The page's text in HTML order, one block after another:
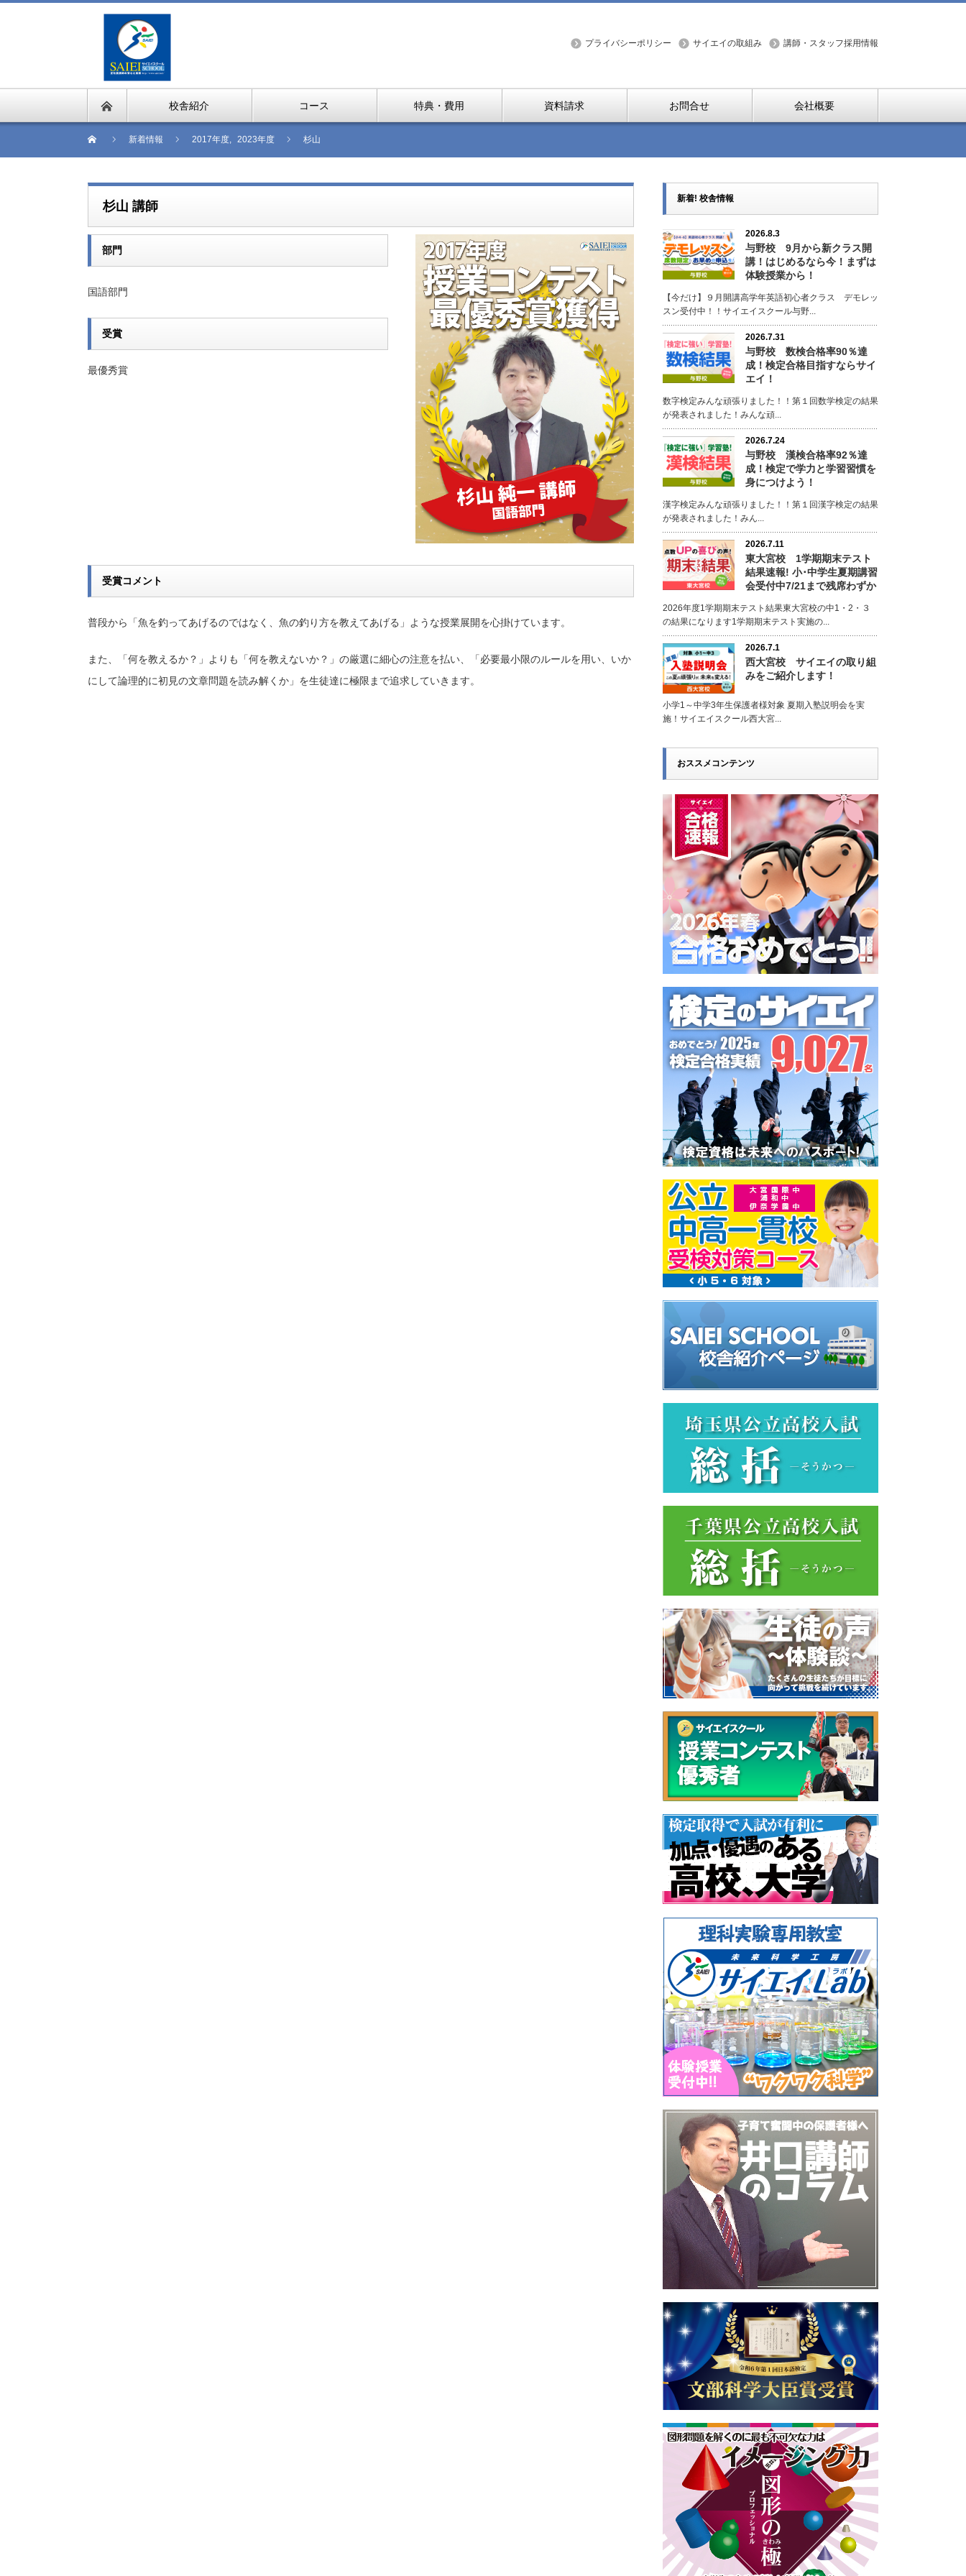
プライバシーポリシー サイエイの取組み 講師・スタッフ採用情報
校舎紹介 コース 特典・費用 資料請求 お問合せ 会社概要
新着情報 2017年度, 2023年度 杉山
杉山 講師
部門
国語部門
受賞
最優秀賞
受賞コメント
普段から「魚を釣ってあげるのではなく、魚の釣り方を教えてあげる」ような授業展開を心掛けています。
また、「何を教えるか？」よりも「何を教えないか？」の厳選に細心の注意を払い、「必要最小限のルールを用い、いか
にして論理的に初見の文章問題を読み解くか」を生徒達に極限まで追求していきます。
新着! 校舎情報
2026.8.3
与野校 9月から新クラス開
講！はじめるなら今！まずは
体験授業から！
【今だけ】９月開講高学年英語初心者クラス デモレッ
スン受付中！！サイエイスクール与野...
2026.7.31
与野校 数検合格率90％達
成！検定合格目指すならサイ
エイ！
数字検定みんな頑張りました！！第１回数学検定の結果
が発表されました！みんな頑...
2026.7.24
与野校 漢検合格率92％達
成！検定で学力と学習習慣を
身につけよう！
漢字検定みんな頑張りました！！第１回漢字検定の結果
が発表されました！みん...
2026.7.11
東大宮校 1学期期末テスト
結果速報! 小･中学生夏期講習
会受付中7/21まで残席わずか
2026年度1学期期末テスト結果東大宮校の中1・2・３
の結果になります1学期期末テスト実施の...
2026.7.1
西大宮校 サイエイの取り組
みをご紹介します！
小学1～中学3年生保護者様対象 夏期入塾説明会を実
施！サイエイスクール西大宮...
おススメコンテンツ